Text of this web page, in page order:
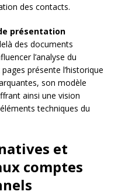
des contacts.
présentation
des documents
l’analyse du
présente l’historique
son modèle
ainsi une vision
techniques du
et
comptes